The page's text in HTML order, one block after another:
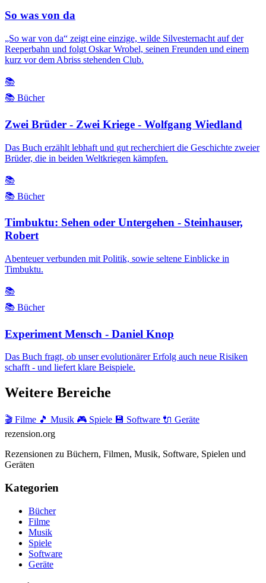
So was von da
„So war von da“ zeigt eine einzige, wilde Silvesternacht auf der
Reeperbahn und folgt Oskar Wrobel, seinen Freunden und einem
kurz vor dem Abriss stehenden Club.
📚
📚 Bücher
Zwei Brüder - Zwei Kriege - Wolfgang Wiedland
Das Buch erzählt lebhaft und gut recherchiert die Geschichte zweier
Brüder, die in beiden Weltkriegen kämpfen.
📚
📚 Bücher
Timbuktu: Sehen oder Untergehen - Steinhauser,
Robert
Abenteuer verbunden mit Politik, sowie seltene Einblicke in
Timbuktu.
📚
📚 Bücher
Experiment Mensch - Daniel Knop
Das Buch fragt, ob unser evolutionärer Erfolg auch neue Risiken
schafft - und liefert klare Beispiele.
Weitere Bereiche
🎬 Filme 🎵 Musik 🎮 Spiele 💾 Software 🔌 Geräte
rezension.org
Rezensionen zu Büchern, Filmen, Musik, Software, Spielen und
Geräten
Kategorien
Bücher
Filme
Musik
Spiele
Software
Geräte